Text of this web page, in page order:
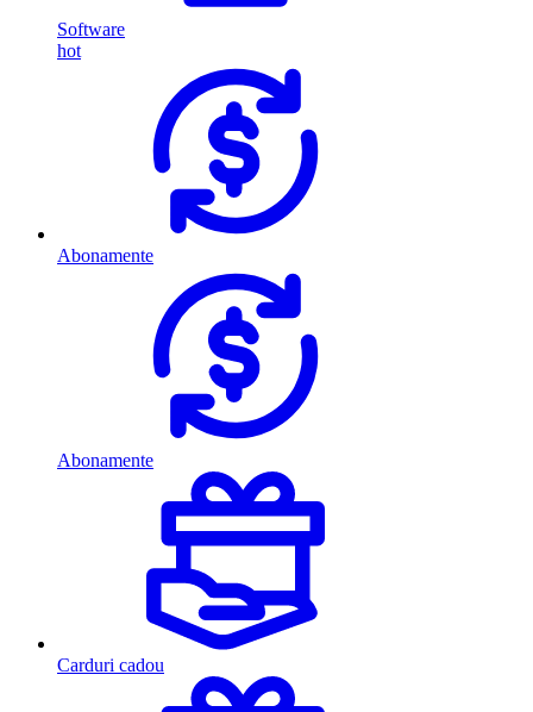
Software
hot
Abonamente
Abonamente
Carduri cadou